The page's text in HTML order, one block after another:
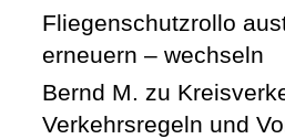
Fliegenschutzrollo
erneuern – wechseln
Bernd M. zu
Verkehrsregeln und